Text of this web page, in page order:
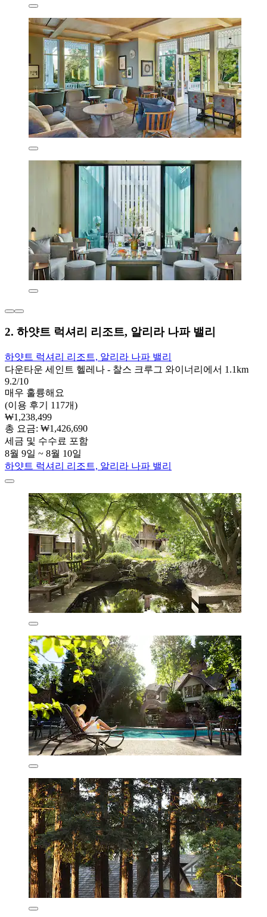
2. 하얏트 럭셔리 리조트, 알리라 나파 밸리
하얏트 럭셔리 리조트, 알리라 나파 밸리
다운타운 세인트 헬레나 - 찰스 크루그 와이너리에서 1.1km
9.2/10
매우 훌륭해요
(이용 후기 117개)
₩1,238,499
총 요금: ₩1,426,690
세금 및 수수료 포함
8월 9일 ~ 8월 10일
하얏트 럭셔리 리조트, 알리라 나파 밸리